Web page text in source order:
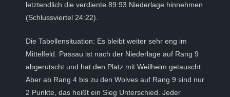
letztendlich die verdiente 89:93 Niederlage hinnehmen
(Schlussviertel 24:22).
Die Tabellensituation: Es bleibt weiter sehr eng im
Mittelfeld. Passau ist nach der Niederlage auf Rang 9
abgerutscht und hat den Platz mit Weilheim getauscht.
Aber ab Rang 4 bis zu den Wolves auf Rang 9 sind nur
2 Punkte, das heißt ein Sieg Unterschied. Jeder